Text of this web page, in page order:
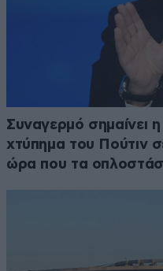
Συναγερμό σημαίνει
χτύπημα του Πούτιν
ώρα που τα